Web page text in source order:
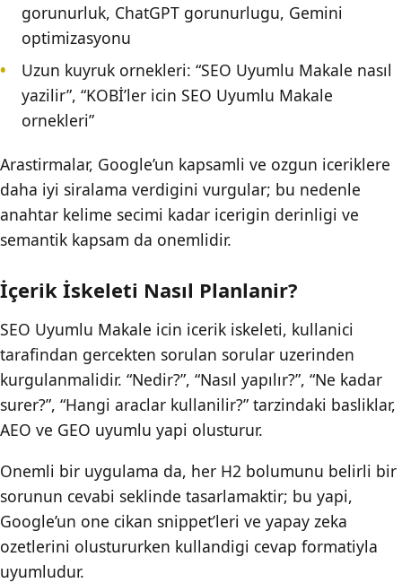
gorunurluk, ChatGPT gorunurlugu, Gemini
optimizasyonu
Uzun kuyruk ornekleri: “SEO Uyumlu Makale nasıl
yazilir”, “KOBİ’ler icin SEO Uyumlu Makale
ornekleri”
Arastirmalar, Google’un kapsamli ve ozgun iceriklere
daha iyi siralama verdigini vurgular; bu nedenle
anahtar kelime secimi kadar icerigin derinligi ve
semantik kapsam da onemlidir.
İçerik İskeleti Nasıl Planlanir?
SEO Uyumlu Makale icin icerik iskeleti, kullanici
tarafindan gercekten sorulan sorular uzerinden
kurgulanmalidir. “Nedir?”, “Nasıl yapılır?”, “Ne kadar
surer?”, “Hangi araclar kullanilir?” tarzindaki basliklar,
AEO ve GEO uyumlu yapi olusturur.
Onemli bir uygulama da, her H2 bolumunu belirli bir
sorunun cevabi seklinde tasarlamaktir; bu yapi,
Google’un one cikan snippet’leri ve yapay zeka
ozetlerini olustururken kullandigi cevap formatiyla
uyumludur.